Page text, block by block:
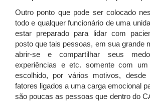
Outro ponto que pode ser colocado
todo e qualquer funcionário de uma
estar preparado para lidar com
posto que tais pessoas, em sua grande
abrir-se e compartilhar seus
experiências e etc. somente com
escolhido, por vários motivos, desde
fatores ligados a uma carga emocional
são poucas as pessoas que dentro do